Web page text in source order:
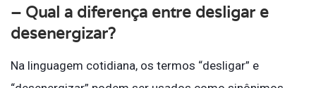
– Qual a diferença entre desligar e
desenergizar?
Na linguagem cotidiana, os termos “desligar” e